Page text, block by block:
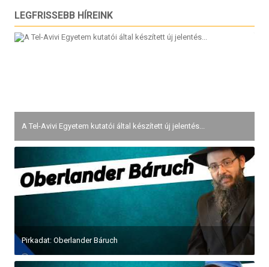
LEGFRISSEBB HÍREINK
A Tel-Avivi Egyetem kutatói által készített új jelentés...
Pirkadat: Oberlander Báruch